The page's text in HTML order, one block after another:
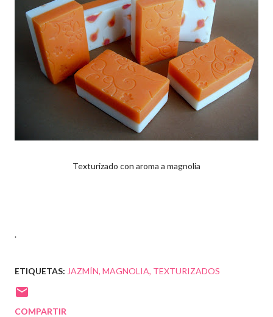
Texturizado con aroma a magnolia
.
ETIQUETAS: JAZMÍN MAGNOLIA TEXTURIZADOS
COMPARTIR